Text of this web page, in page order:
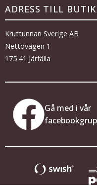
ADRESS TILL
Kruttunnan Sverige AB
Nettovägen 1
175 41 Järfälla
Gå med i vår